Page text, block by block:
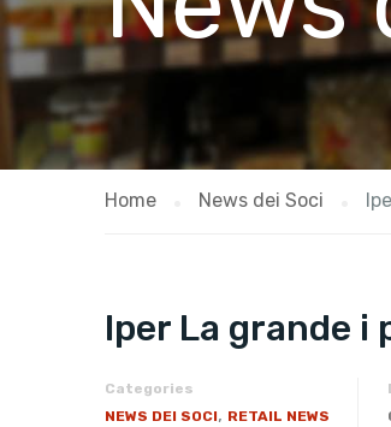
Home News dei Soci
Iper La grande i
Categories
NEWS DEI SOCI, RETAIL NEWS